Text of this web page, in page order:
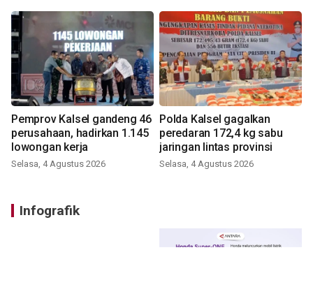
Pemprov Kalsel gandeng 46
perusahaan, hadirkan 1.145
lowongan kerja
Selasa, 4 Agustus 2026
Polda Kalsel gagalkan
peredaran 172,4 kg sabu
jaringan lintas provinsi
Selasa, 4 Agustus 2026
Infografik